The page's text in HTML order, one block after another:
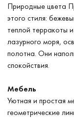
Природные цвета
этого стиля:
теплой терракоты
лазурного моря,
полотна. Они
спокойствия.
Мебель
Уютная и простая
геометрические